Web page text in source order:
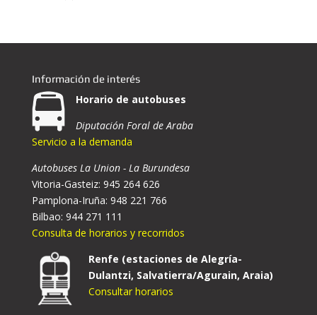
Información de interés
Horario de autobuses
Diputación Foral de Araba
Servicio a la demanda
Autobuses La Union - La Burundesa
Vitoria-Gasteiz: 945 264 626
Pamplona-Iruña: 948 221 766
Bilbao: 944 271 111
Consulta de horarios y recorridos
Renfe (estaciones de Alegría-
Dulantzi, Salvatierra/Agurain, Araia)
Consultar horarios